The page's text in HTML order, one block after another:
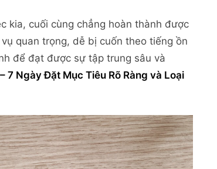
kia, cuối cùng chẳng hoàn thành được
quan trọng, dễ bị cuốn theo tiếng ồn
để đạt được sự tập trung sâu và
– 7 Ngày Đặt Mục Tiêu Rõ Ràng và Loại